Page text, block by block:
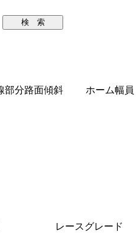
検 索
部分路面傾斜 ホーム幅員
レースグレード